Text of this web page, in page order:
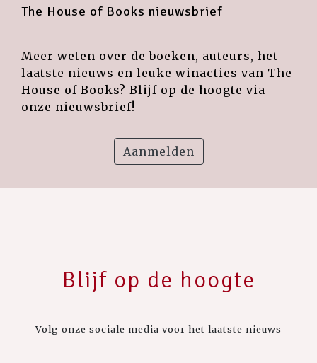
The House of Books nieuwsbrief
Meer weten over de boeken, auteurs, het
laatste nieuws en leuke winacties van The
House of Books? Blijf op de hoogte via
onze nieuwsbrief!
Aanmelden
Blijf op de hoogte
Volg onze sociale media voor het laatste nieuws